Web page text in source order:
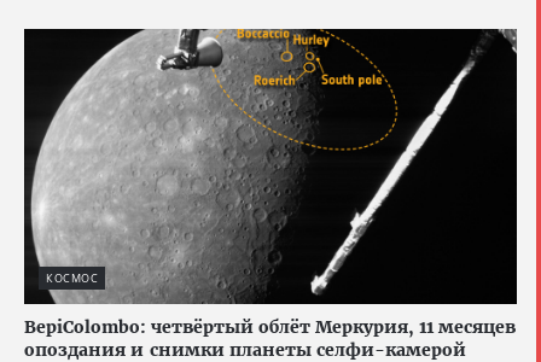
КОСМОС
BepiColombo: четвёртый облёт Меркурия, 11 месяцев
опоздания и снимки планеты селфи-камерой